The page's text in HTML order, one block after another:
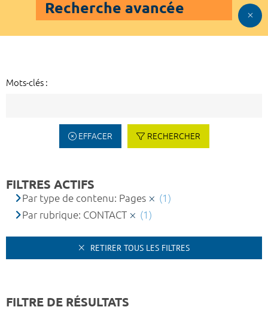
Recherche avancée
Mots-clés :
EFFACER RECHERCHER
FILTRES ACTIFS
Par type de contenu: Pages
(1)
Par rubrique: CONTACT
(1)
RETIRER TOUS LES FILTRES
FILTRE DE RÉSULTATS